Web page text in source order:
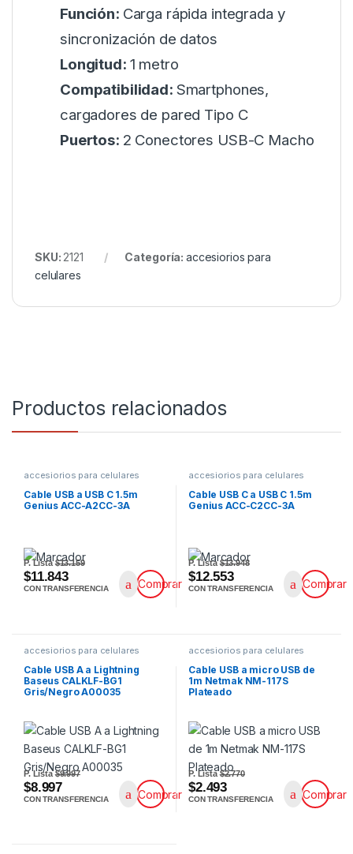
Función: Carga rápida integrada y
sincronización de datos
Longitud: 1 metro
Compatibilidad: Smartphones,
cargadores de pared Tipo C
Puertos: 2 Conectores USB-C Macho
SKU: 2121 Categoría: accesiorios para
celulares
Productos relacionados
accesiorios para celulares
Cable USB a USB C 1.5m
Genius ACC-A2CC-3A
P. Lista$13.159
$11.843
CON TRANSFERENCIA Comprar
accesiorios para celulares
Cable USB C a USB C 1.5m
Genius ACC-C2CC-3A
P. Lista$13.948
$12.553
CON TRANSFERENCIA Comprar
accesiorios para celulares
Cable USB A a Lightning
Baseus CALKLF-BG1
Gris/Negro A00035
P. Lista$9.997
$8.997
CON TRANSFERENCIA Comprar
accesiorios para celulares
Cable USB a micro USB de
1m Netmak NM-117S
Plateado
P. Lista$2.770
$2.493
CON TRANSFERENCIA Comprar